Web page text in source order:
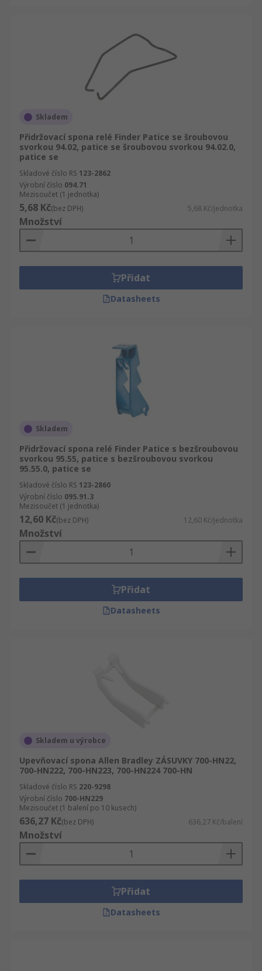
Skladem
Přidržovací spona relé Finder Patice se šroubovou
svorkou 94.02, patice se šroubovou svorkou 94.02.0,
patice se
Skladové číslo RS 123-2862
Výrobní číslo 094.71
Mezisoučet (1 jednotka)
5,68 Kč(bez DPH) 5,68 Kč/jednotka
Množství
Přidat
Datasheets
Skladem
Přidržovací spona relé Finder Patice s bezšroubovou
svorkou 95.55, patice s bezšroubovou svorkou
95.55.0, patice se
Skladové číslo RS 123-2860
Výrobní číslo 095.91.3
Mezisoučet (1 jednotka)
12,60 Kč(bez DPH) 12,60 Kč/jednotka
Množství
Přidat
Datasheets
Skladem u výrobce
Upevňovací spona Allen Bradley ZÁSUVKY 700-HN22,
700-HN222, 700-HN223, 700-HN224 700-HN
Skladové číslo RS 220-9298
Výrobní číslo 700-HN229
Mezisoučet (1 balení po 10 kusech)
636,27 Kč(bez DPH) 636,27 Kč/balení
Množství
Přidat
Datasheets